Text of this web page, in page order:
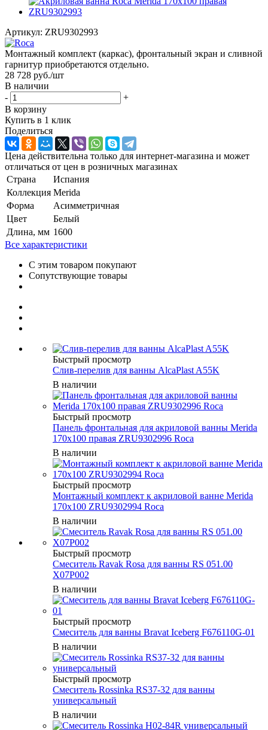
Артикул: ZRU9302993
Монтажный комплект (каркас), фронтальный экран и сливной
гарнитур приобретаются отдельно.
28 728 руб./шт
В наличии
-
+
В корзину
Купить в 1 клик
Поделиться
Цена действительна только для интернет-магазина и может
отличаться от цен в розничных магазинах
Страна
Испания
Коллекция Merida
Форма
Асимметричная
Цвет
Белый
Длина, мм 1600
Все характеристики
С этим товаром покупают
Сопутствующие товары
Быстрый просмотр
Слив-перелив для ванны AlcaPlast A55K
В наличии
Быстрый просмотр
Панель фронтальная для акриловой ванны Merida
170х100 правая ZRU9302996 Roca
В наличии
Быстрый просмотр
Монтажный комплект к акриловой ванне Merida
170х100 ZRU9302994 Roca
В наличии
Быстрый просмотр
Смеситель Ravak Rosa для ванны RS 051.00
X07P002
В наличии
Быстрый просмотр
Смеситель для ванны Bravat Iceberg F676110G-01
В наличии
Быстрый просмотр
Смеситель Rossinka RS37-32 для ванны
универсальный
В наличии